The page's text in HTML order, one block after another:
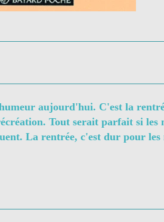
aujourd'hui. C'est la
Tout serait parfait si
La rentrée, c'est dur pour les